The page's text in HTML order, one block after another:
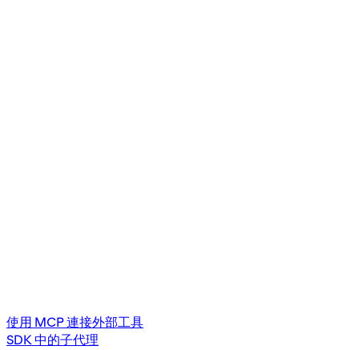
使用 MCP 連接外部工具
SDK 中的子代理